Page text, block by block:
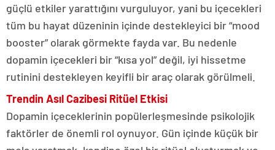
güçlü etkiler yarattığını vurguluyor, yani bu içecekleri
tüm bu hayat düzeninin içinde destekleyici bir “mood
booster” olarak görmekte fayda var. Bu nedenle
dopamin içecekleri bir “kısa yol” değil, iyi hissetme
rutinini destekleyen keyifli bir araç olarak görülmeli.
Trendin Asıl Cazibesi Ritüel Etkisi
Dopamin içeceklerinin popülerleşmesinde psikolojik
faktörler de önemli rol oynuyor. Gün içinde küçük bir